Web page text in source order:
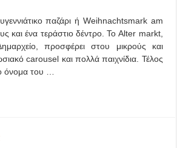
παζάρι ή Weihnachtsmark am
και ένα τεράστιο δέντρο. Το Alter markt,
προσφέρει στου μικρούς και
carousel και πολλά παιχνίδια. Τέλος
όνομα του …